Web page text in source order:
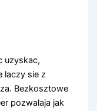
uzyskac,
laczy sie z
Bezkosztowe
pozwalaja jak